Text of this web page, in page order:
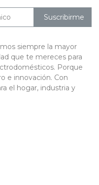
Suscribirme
siempre la mayor
que te mereces para
Porque
e innovación. Con
el hogar, industria y